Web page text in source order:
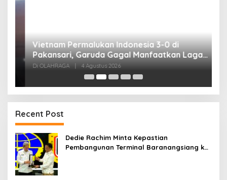
Vietnam Permalukan Indonesia 3-0 di
Pakansari, Garuda Gagal Manfaatkan Laga
Kandang
Di OLAHRAGA | 4 Agustus 2026
Recent Post
Dedie Rachim Minta Kepastian
Pembangunan Terminal Baranangsiang ke